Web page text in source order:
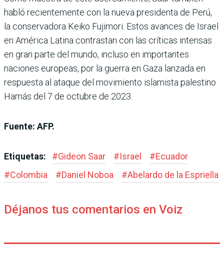
habló recientemente con la nueva presidenta de Perú,
la conservadora Keiko Fujimori. Estos avances de Israel
en América Latina contrastan con las críticas intensas
en gran parte del mundo, incluso en importantes
naciones europeas, por la guerra en Gaza lanzada en
respuesta al ataque del movimiento islamista palestino
Hamás del 7 de octubre de 2023.
Fuente: AFP.
Etiquetas: #Gideon Saar #Israel #Ecuador
#Colombia #Daniel Noboa #Abelardo de la Espriella
Déjanos tus comentarios en Voiz